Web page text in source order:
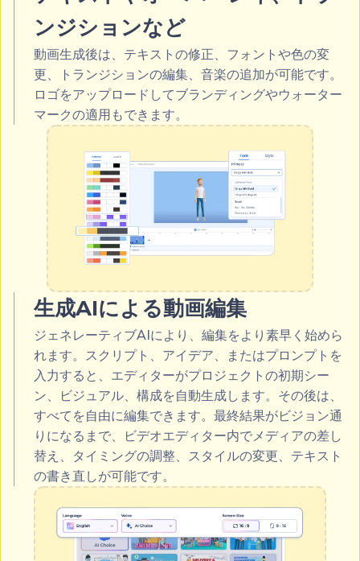
ンジションなど
動画生成後は、テキストの修正、フォントや色の変
更、トランジションの編集、音楽の追加が可能です。
ロゴをアップロードしてブランディングやウォーター
マークの適用もできます。
生成AIによる動画編集
ジェネレーティブAIにより、編集をより素早く始めら
れます。スクリプト、アイデア、またはプロンプトを
入力すると、エディターがプロジェクトの初期シー
ン、ビジュアル、構成を自動生成します。その後は、
すべてを自由に編集できます。最終結果がビジョン通
りになるまで、ビデオエディター内でメディアの差し
替え、タイミングの調整、スタイルの変更、テキスト
の書き直しが可能です。